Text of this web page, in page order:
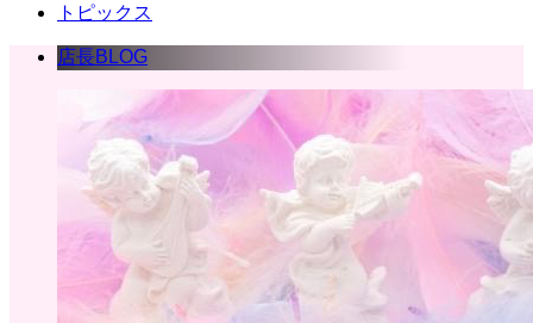
トピックス
店長BLOG